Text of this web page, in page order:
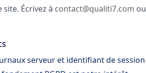
Écrivez à contact@qualiti7.com ou
serveur et identifiant de session